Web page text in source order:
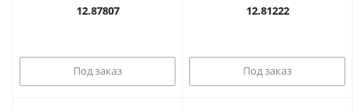
12.87807
Под заказ
12.81222
Под заказ